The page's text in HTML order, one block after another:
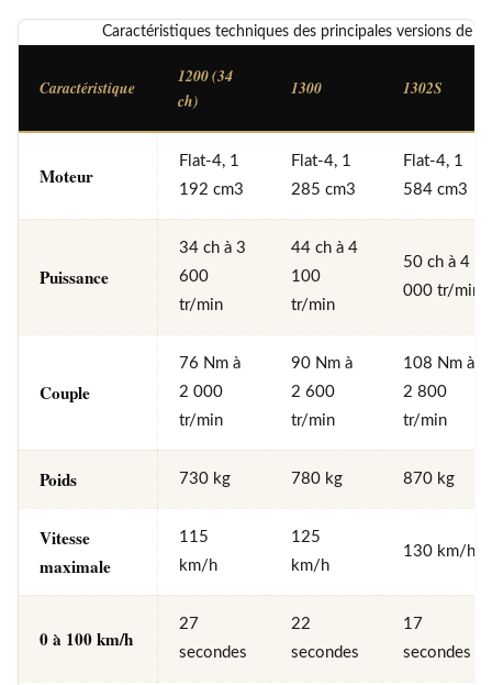
Caractéristiques techniques des principales versions de la
Caractéristique
1200 (34
ch)
1300 1302S
Moteur
Flat-4, 1
192 cm3
Flat-4, 1
285 cm3
Flat-4, 1
584 cm3
Puissance
34 ch à 3
600
tr/min
44 ch à 4
100
tr/min
50 ch à 4
000 tr/min
Couple
76 Nm à
2 000
tr/min
90 Nm à
2 600
tr/min
108 Nm à
2 800
tr/min
Poids 730 kg 780 kg 870 kg
Vitesse
maximale
115
km/h
125
km/h
130 km/h
0 à 100 km/h
27
secondes
22
secondes
17
secondes